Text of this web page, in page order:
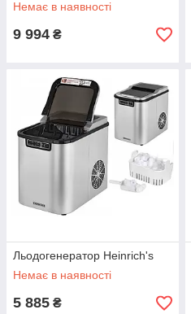
Немає в наявності
9 994 ₴
Льодогенератор Heinrich's
Немає в наявності
5 885 ₴